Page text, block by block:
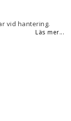
vid hantering.
Läs mer...